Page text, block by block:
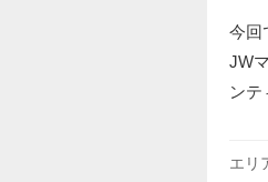
今回
JW
ンテ
エリ